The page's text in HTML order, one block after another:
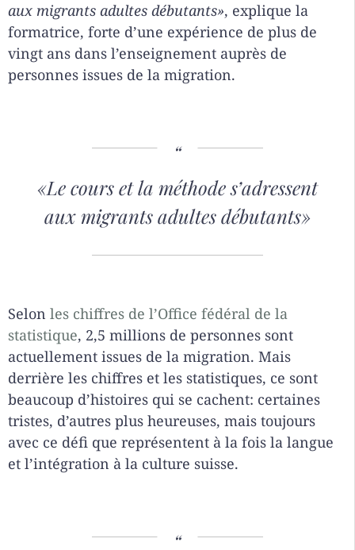
aux migrants adultes débutants», explique la
formatrice, forte d’une expérience de plus de
vingt ans dans l’enseignement auprès de
personnes issues de la migration.
«Le cours et la méthode s’adressent
aux migrants adultes débutants»
Selon les chiffres de l’Office fédéral de la
statistique, 2,5 millions de personnes sont
actuellement issues de la migration. Mais
derrière les chiffres et les statistiques, ce sont
beaucoup d’histoires qui se cachent: certaines
tristes, d’autres plus heureuses, mais toujours
avec ce défi que représentent à la fois la langue
et l’intégration à la culture suisse.